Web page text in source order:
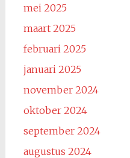
mei 2025
maart 2025
februari 2025
januari 2025
november 2024
oktober 2024
september 2024
augustus 2024